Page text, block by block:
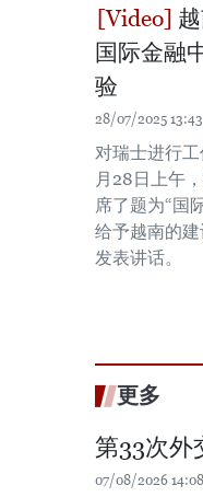
国际金融
验
28/07/2025 13:43
对瑞士进行
月28日上午
席了题为“国
给予越南的
发表讲话。
更多
第33次外
07/08/2026 14:08